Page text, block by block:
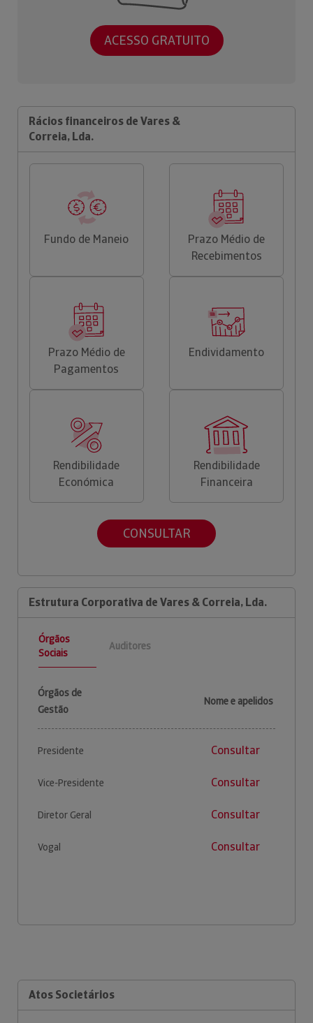
ACESSO GRATUITO
Rácios financeiros de Vares &
Correia, Lda.
Fundo de Maneio
Prazo Médio de
Recebimentos
Prazo Médio de
Pagamentos
Endividamento
Rendibilidade
Económica
Rendibilidade
Financeira
CONSULTAR
Estrutura Corporativa de Vares & Correia, Lda.
Órgãos
Sociais
Auditores
Órgãos de
Gestão
Nome e apelidos
Presidente Consultar
Vice-Presidente Consultar
Diretor Geral Consultar
Vogal Consultar
Atos Societários